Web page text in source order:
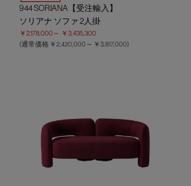
944 SORIANA【受注輸入】
ソリアナ ソファ 2人掛
￥2,178,000～ ￥3,435,300
(通常価格 ￥2,420,000～ ￥3,817,000)